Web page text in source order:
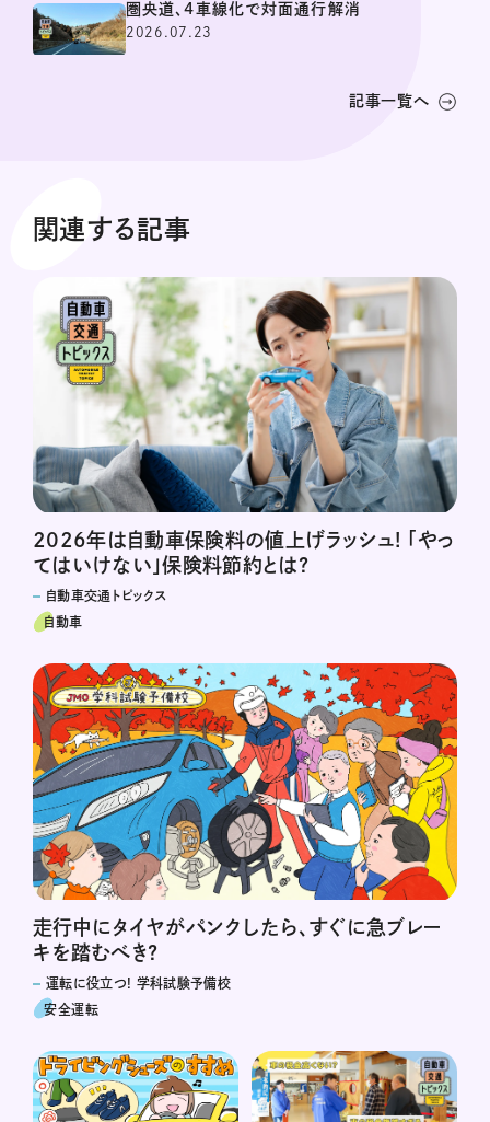
圏央道、4車線化で対面通行解消
2026.07.23
記事一覧へ
関連する記事
2026年は自動車保険料の値上げラッシュ! 「やっ
てはいけない」保険料節約とは?
自動車交通トピックス
自動車
走行中にタイヤがパンクしたら、すぐに急ブレー
キを踏むべき?
運転に役立つ! 学科試験予備校
安全運転